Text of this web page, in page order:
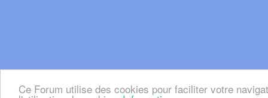
Ce Forum utilise des cookies pour faciliter votre